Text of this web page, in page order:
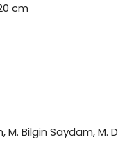
cm
M. Bilgin Saydam,